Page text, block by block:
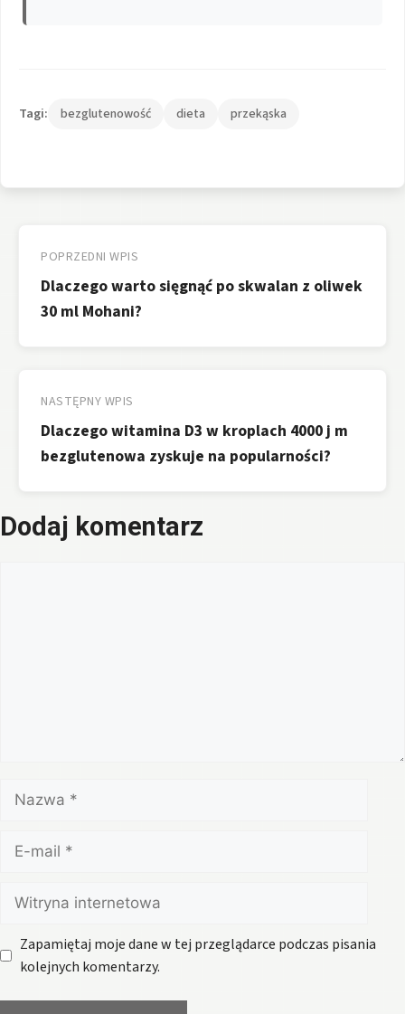
Tagi: bezglutenowość dieta przekąska
wpisu
POPRZEDNI WPIS
Dlaczego warto sięgnąć po skwalan z oliwek
30 ml Mohani?
NASTĘPNY WPIS
Dlaczego witamina D3 w kroplach 4000 j m
bezglutenowa zyskuje na popularności?
Dodaj komentarz
Nazwa
mail
Witryna
internetowa
Zapamiętaj moje dane w tej przeglądarce podczas pisania
kolejnych komentarzy.